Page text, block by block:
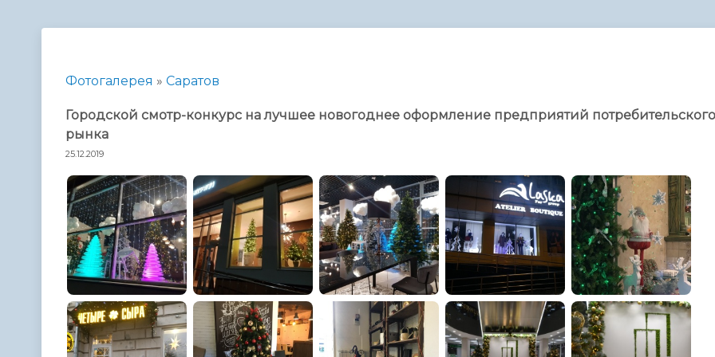
администрации
Фотогалерея » Саратов
Городской смотр-конкурс на лучшее новогоднее оформление предприятий потребительского
рынка
25.12.2019